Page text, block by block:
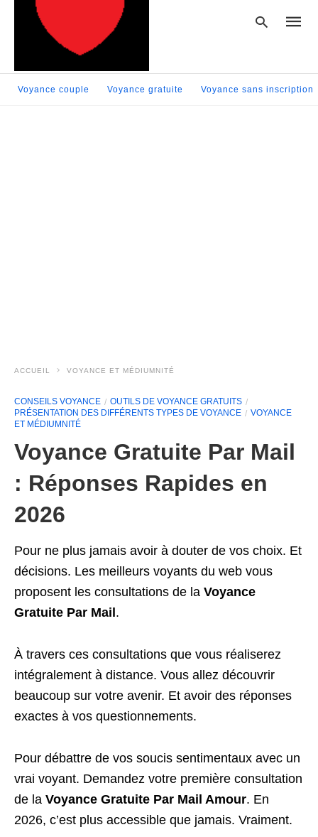
Voyance couple Voyance gratuite Voyance sans inscription
ACCUEIL VOYANCE ET MÉDIUMNITÉ
CONSEILS VOYANCE
OUTILS DE VOYANCE GRATUITS
PRÉSENTATION DES DIFFÉRENTS TYPES DE VOYANCE
VOYANCE
ET MÉDIUMNITÉ
Voyance Gratuite Par Mail
: Réponses Rapides en
2026
Pour ne plus jamais avoir à douter de vos choix. Et
décisions. Les meilleurs voyants du web vous
proposent les consultations de la Voyance
Gratuite Par Mail.
À travers ces consultations que vous réaliserez
intégralement à distance. Vous allez découvrir
beaucoup sur votre avenir. Et avoir des réponses
exactes à vos questionnements.
Pour débattre de vos soucis sentimentaux avec un
vrai voyant. Demandez votre première consultation
de la Voyance Gratuite Par Mail Amour. En
2026, c’est plus accessible que jamais. Vraiment.